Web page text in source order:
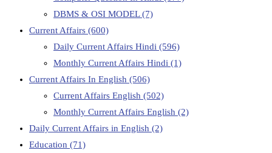
DBMS & OSI MODEL(7)
Current Affairs (600)
Daily Current Affairs Hindi (596)
Monthly Current Affairs Hindi (1)
Current Affairs In English (506)
Current Affairs English (502)
Monthly Current Affairs English (2)
Daily Current Affairs in English (2)
Education (71)